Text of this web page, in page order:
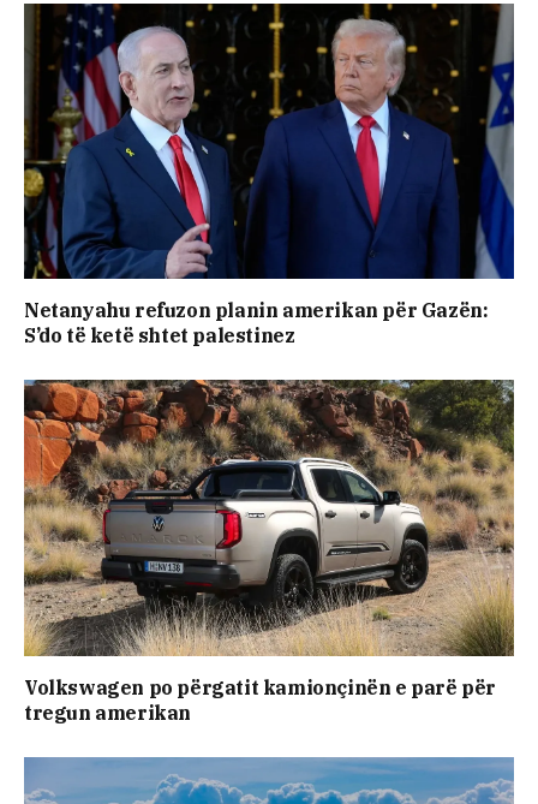
Netanyahu refuzon planin amerikan për Gazën:
S’do të ketë shtet palestinez
Volkswagen po përgatit kamionçinën e parë për
tregun amerikan